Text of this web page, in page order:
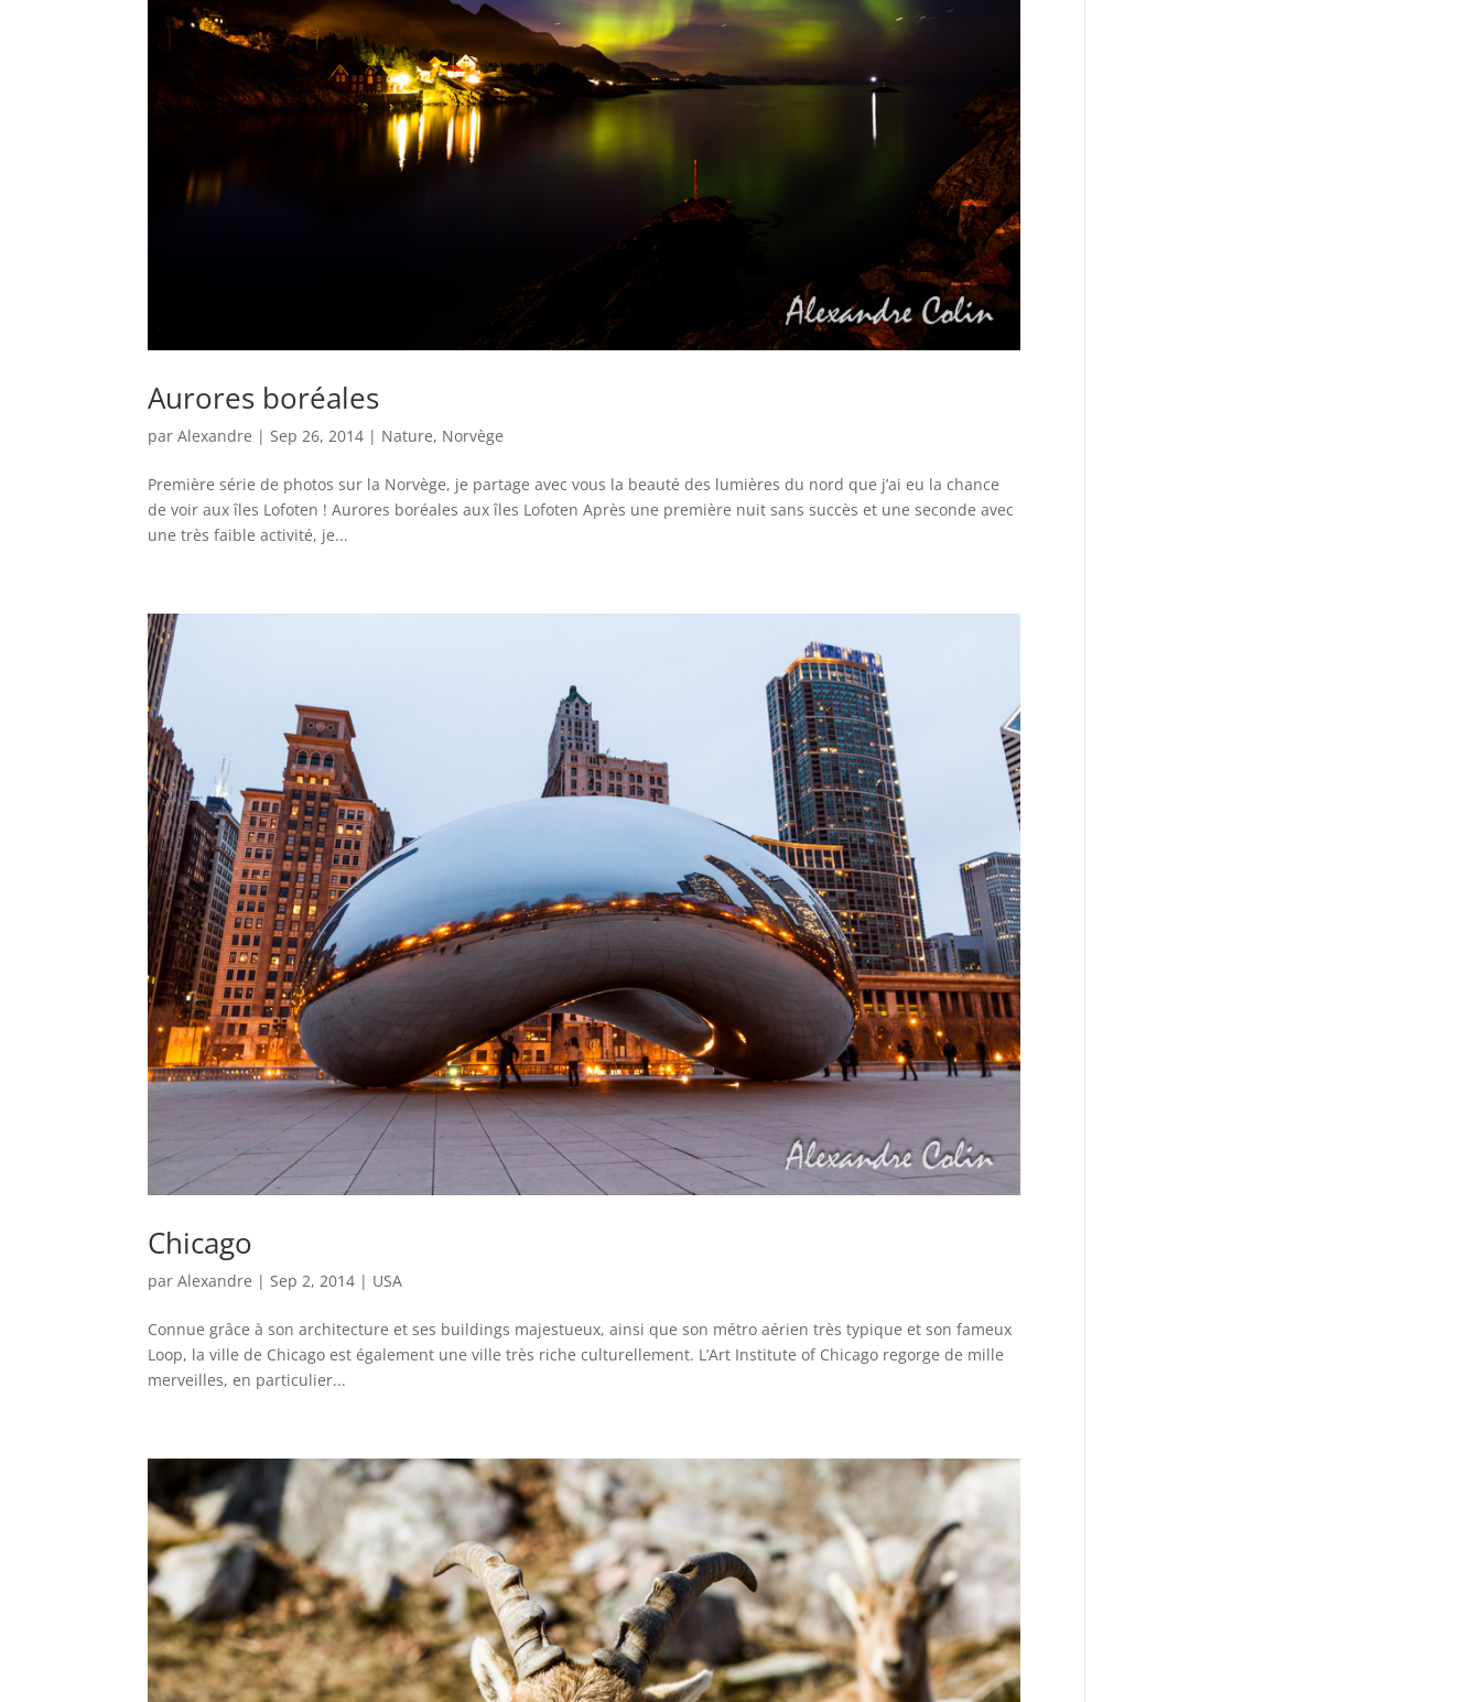
Aurores boréales
parAlexandre |Sep 26, 2014 | Nature, Norvège
Première série de photos sur la Norvège, je partage avec vous la beauté des lumières du nord que j’ai eu la chance
de voir aux îles Lofoten ! Aurores boréales aux îles Lofoten Après une première nuit sans succès et une seconde avec
une très faible activité, je...
Chicago
parAlexandre |Sep 2, 2014 | USA
Connue grâce à son architecture et ses buildings majestueux, ainsi que son métro aérien très typique et son fameux
Loop, la ville de Chicago est également une ville très riche culturellement. L’Art Institute of Chicago regorge de mille
merveilles, en particulier...